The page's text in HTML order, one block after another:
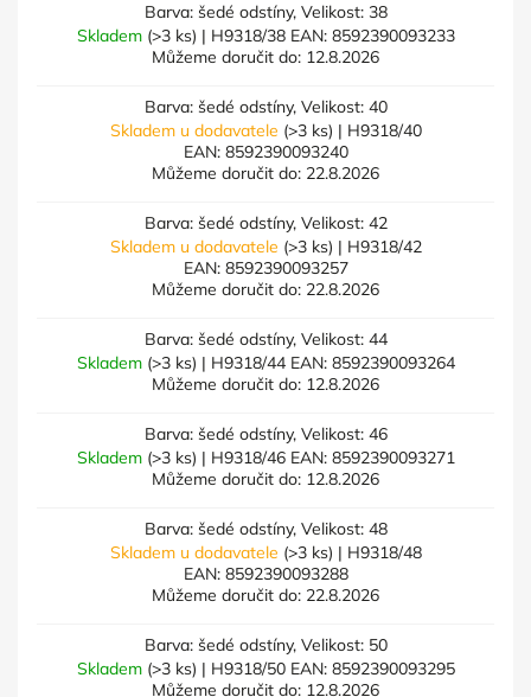
Barva: šedé odstíny, Velikost: 38
Skladem (>3 ks) | H9318/38 EAN: 8592390093233
Můžeme doručit do: 12.8.2026
Barva: šedé odstíny, Velikost: 40
Skladem u dodavatele (>3 ks) | H9318/40
EAN: 8592390093240
Můžeme doručit do: 22.8.2026
Barva: šedé odstíny, Velikost: 42
Skladem u dodavatele (>3 ks) | H9318/42
EAN: 8592390093257
Můžeme doručit do: 22.8.2026
Barva: šedé odstíny, Velikost: 44
Skladem (>3 ks) | H9318/44 EAN: 8592390093264
Můžeme doručit do: 12.8.2026
Barva: šedé odstíny, Velikost: 46
Skladem (>3 ks) | H9318/46 EAN: 8592390093271
Můžeme doručit do: 12.8.2026
Barva: šedé odstíny, Velikost: 48
Skladem u dodavatele (>3 ks) | H9318/48
EAN: 8592390093288
Můžeme doručit do: 22.8.2026
Barva: šedé odstíny, Velikost: 50
Skladem (>3 ks) | H9318/50 EAN: 8592390093295
Můžeme doručit do: 12.8.2026